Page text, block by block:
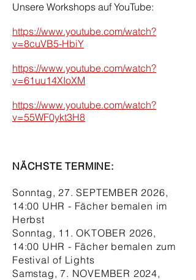
Unsere Workshops auf YouTube:
https://www.youtube.com/watch?
v=8cuVB5-HbiY
https://www.youtube.com/watch?
v=61uu14XIoXM
https://www.youtube.com/watch?
v=55WF0ykt3H8
NÄCHSTE TERMINE:
Sonntag, 27. SEPTEMBER 2026,
14:00 UHR - Fächer bemalen im
Herbst
Sonntag, 11. OKTOBER 2026,
14:00 UHR - Fächer bemalen zum
Festival of Lights
Samstag, 7. NOVEMBER 2024,